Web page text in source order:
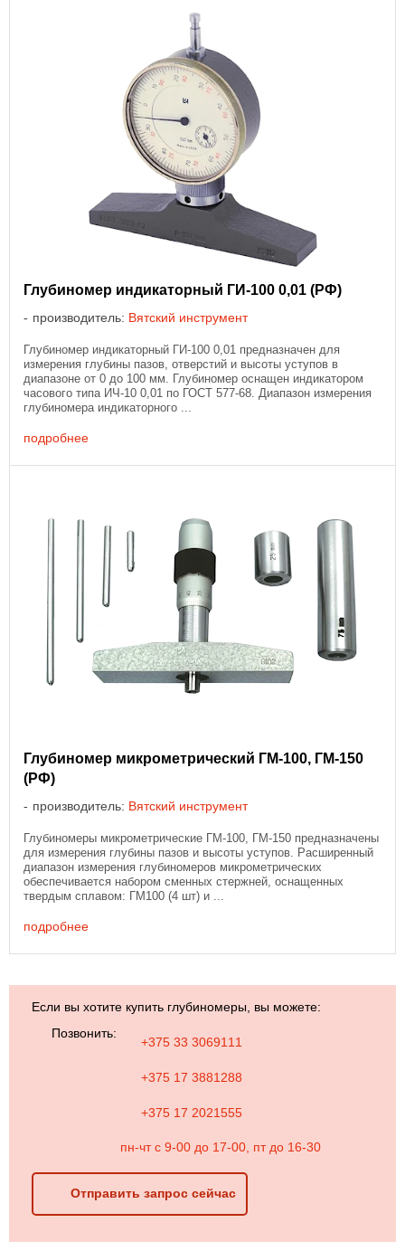
Глубиномер индикаторный ГИ-100 0,01 (РФ)
производитель: Вятский инструмент
Глубиномер индикаторный ГИ-100 0,01 предназначен для
измерения глубины пазов, отверстий и высоты уступов в
диапазоне от 0 до 100 мм. Глубиномер оснащен индикатором
часового типа ИЧ-10 0,01 по ГОСТ 577-68. Диапазон измерения
глубиномера индикаторного ...
подробнее
Глубиномер микрометрический ГМ-100, ГМ-150
(РФ)
производитель: Вятский инструмент
Глубиномеры микрометрические ГМ-100, ГМ-150 предназначены
для измерения глубины пазов и высоты уступов. Расширенный
диапазон измерения глубиномеров микрометрических
обеспечивается набором сменных стержней, оснащенных
твердым сплавом: ГМ100 (4 шт) и ...
подробнее
Если вы хотите купить глубиномеры, вы можете:
Позвонить:
+375 33 3069111
+375 17 3881288
+375 17 2021555
пн-чт с 9-00 до 17-00, пт до 16-30
Отправить запрос сейчас